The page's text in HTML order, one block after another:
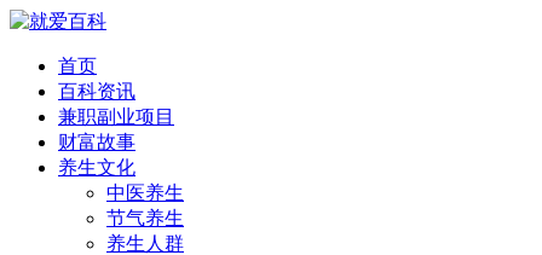
首页
百科资讯
兼职副业项目
财富故事
养生文化
中医养生
节气养生
养生人群